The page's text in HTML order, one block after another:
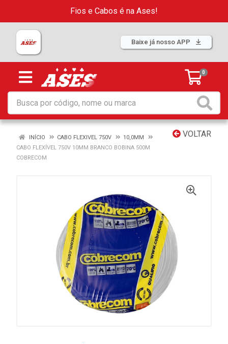
Fios e Cabos é na Ases!
Baixe já nosso APP
0
VOLTAR
INÍCIO CABO FLEXIVEL 750V
10,0MM
CABO FLEXÍVEL 750V 10MM BRANCO BOBINA 500M
COBRECOM